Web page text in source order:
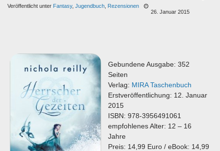
Veröffentlicht unter Fantasy, Jugendbuch Rezensionen
26. Januar 2015
Gebundene Ausgabe: 352
Seiten
Verlag: MIRA Taschenbuch
Erstveröffentlichung: 12. Januar
2015
ISBN: 978-3956491061
empfohlenes Alter: 12 – 16
Jahre
Preis: 14,99 Euro / eBook: 14,99